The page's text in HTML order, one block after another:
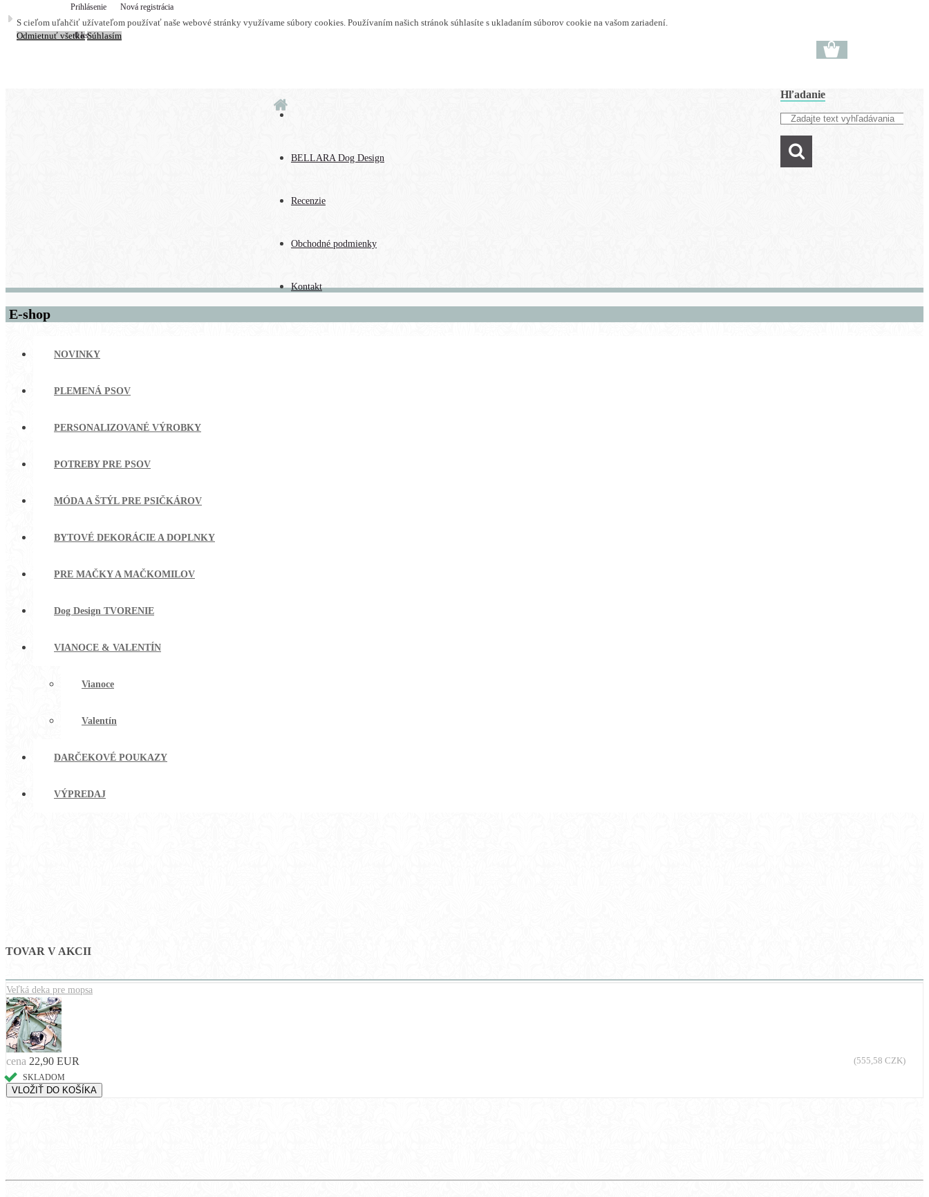
S cieľom uľahčiť užívateľom používať naše webové stránky využívame súbory cookies. Používaním našich stránok súhlasíte s ukladaním súborov cookie na vašom zariadení.
Odmietnuť všetko Súhlasím
BELLARA Dog Design
Recenzie
Obchodné podmienky
Kontakt
Hľadanie
Prihlásenie Nová registrácia
0 ks
E-shop
NOVINKY
PLEMENÁ PSOV
PERSONALIZOVANÉ VÝROBKY
POTREBY PRE PSOV
MÓDA A ŠTÝL PRE PSIČKÁROV
BYTOVÉ DEKORÁCIE A DOPLNKY
PRE MAČKY A MAČKOMILOV
Dog Design TVORENIE
VIANOCE & VALENTÍN
Vianoce
Valentín
DARČEKOVÉ POUKAZY
VÝPREDAJ
TOVAR V AKCII
Veľká deka pre mopsa
cena 22,90 EUR (555,58 CZK)
SKLADOM